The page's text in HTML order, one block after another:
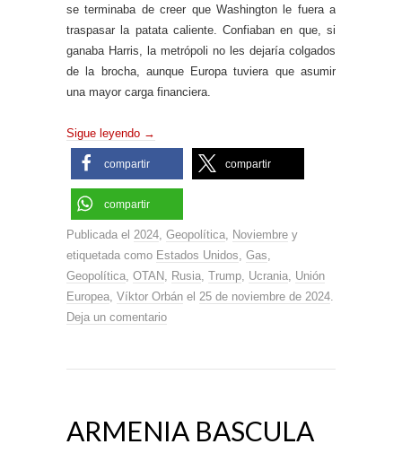
se terminaba de creer que Washington le fuera a
traspasar la patata caliente. Confiaban en que, si
ganaba Harris, la metrópoli no les dejaría colgados
de la brocha, aunque Europa tuviera que asumir
una mayor carga financiera.
Sigue leyendo →
compartir compartir
compartir
Publicada el 2024, Geopolítica, Noviembre y
etiquetada como Estados Unidos, Gas,
Geopolítica, OTAN, Rusia, Trump, Ucrania, Unión
Europea, Víktor Orbán el 25 de noviembre de 2024.
Deja un comentario
ARMENIA BASCULA